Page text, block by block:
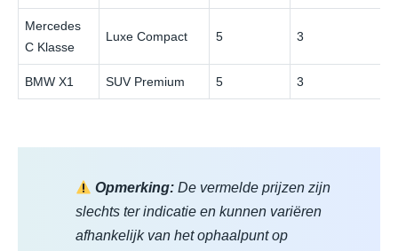
Mercedes
C Klasse
Luxe Compact 5 3
BMW X1 SUV Premium 5 3
Opmerking: De vermelde prijzen zijn
slechts ter indicatie en kunnen variëren
afhankelijk van het ophaalpunt op